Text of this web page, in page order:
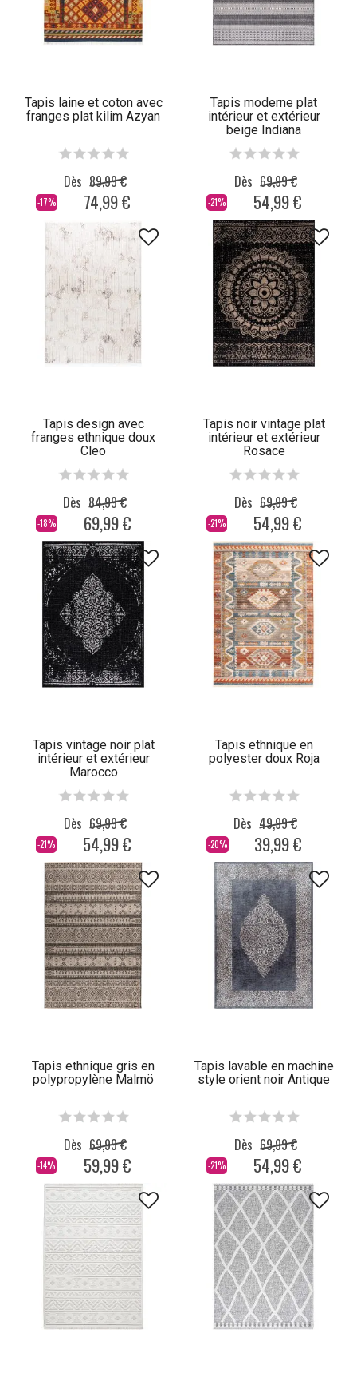
Tapis laine et coton avec
franges plat kilim Azyan
-17%
Dès 89,99 €
74,99 €
Tapis moderne plat
intérieur et extérieur
beige Indiana
-21%
Dès 69,99 €
54,99 €
Tapis design avec
franges ethnique doux
Cleo
-18%
Dès 84,99 €
69,99 €
Tapis noir vintage plat
intérieur et extérieur
Rosace
-21%
Dès 69,99 €
54,99 €
Tapis vintage noir plat
intérieur et extérieur
Marocco
-21%
Dès 69,99 €
54,99 €
Tapis ethnique en
polyester doux Roja
-20%
Dès 49,99 €
39,99 €
Tapis ethnique gris en
polypropylène Malmö
-14%
Dès 69,99 €
59,99 €
Tapis lavable en machine
style orient noir Antique
-21%
Dès 69,99 €
54,99 €